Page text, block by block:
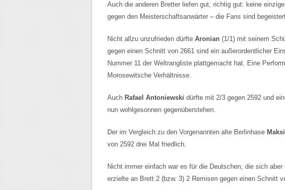
Auch die anderen Bretter liefen gut, richtig gut: keine
gegen den Meisterschaftsanwärter – die Fans sind
Nicht allzu unzufrieden dürfte Aronian (1/1) mit seinem
gegen einen Schnitt von 2661 sind ein außerordentlicher
Nummer 11 der Weltrangliste plattgemacht hat. Eine
Morosewitsche Verhältnisse.
Auch Rafael Antoniewski dürfte mit 2/3 gegen 2592 und
nun wohlgesonnen gegenüberstehen.
Der im Vergleich zu den Vorgenannten alte Berlinhase
von 2592 drei Mal friedlich.
Nicht immer einfach war es für die Deutschen, die sich
erzielte an Brett 2 (bzw. 3) 2 Remisen gegen einen Schnitt